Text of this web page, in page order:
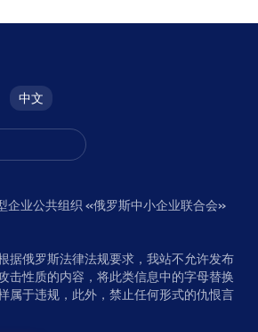
中文
企业公共组织 «俄罗斯中小企业联合会»
据俄罗斯法律法规要求，我站不允许发布
击性质的内容，将此类信息中的字母替换
属于违规，此外，禁止任何形式的仇恨言